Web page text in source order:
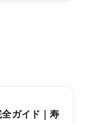
全ガイド｜寿